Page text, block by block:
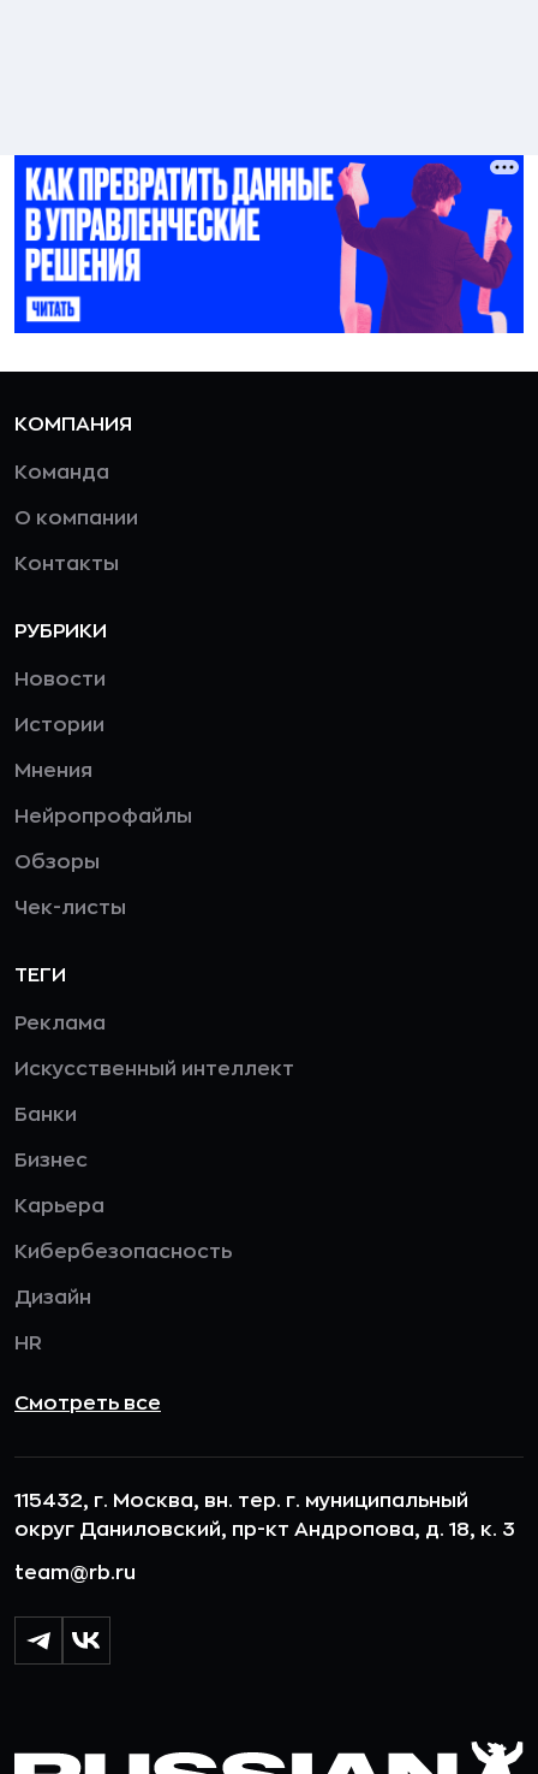
КОМПАНИЯ
Команда
О компании
Контакты
РУБРИКИ
Новости
Истории
Мнения
Нейропрофайлы
Обзоры
Чек-листы
ТЕГИ
Реклама
Искусственный интеллект
Банки
Бизнес
Карьера
Кибербезопасность
Дизайн
HR
Смотреть все
115432, г. Москва, вн. тер. г. муниципальный
округ Даниловский, пр-кт Андропова, д. 18, к. 3
team@rb.ru